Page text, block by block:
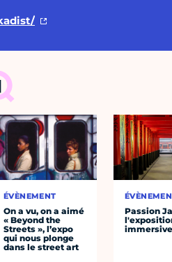
ÉVÈNEMENT
On a vu, on a aimé
« Beyond the
Streets », l’expo
qui nous plonge
dans le street art
Passion